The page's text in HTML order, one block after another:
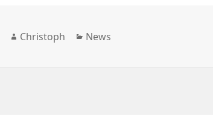
Autor
Christoph Kategorien
News